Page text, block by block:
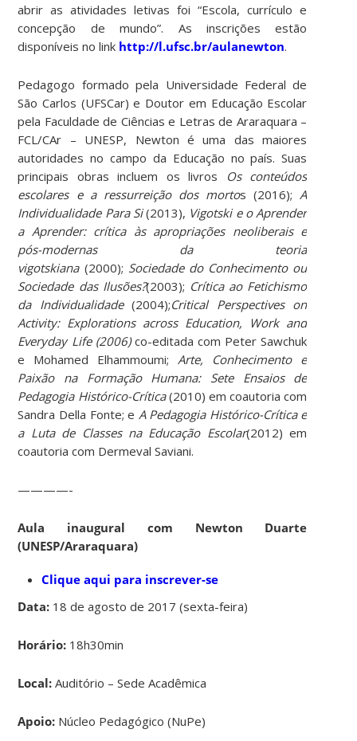
abrir as atividades letivas foi “Escola, currículo e
concepção de mundo”. As inscrições estão
disponíveis no link http://l.ufsc.br/aulanewton.
Pedagogo formado pela Universidade Federal de
São Carlos (UFSCar) e Doutor em Educação Escolar
pela Faculdade de Ciências e Letras de Araraquara –
FCL/CAr – UNESP, Newton é uma das maiores
autoridades no campo da Educação no país. Suas
principais obras incluem os livros
Os conteúdos
escolares e a ressurreição dos mortos (2016); A
Individualidade Para Si(2013), Vigotski e o Aprender
a Aprender: crítica às apropriações neoliberais e
pós-modernas da teoria
vigotskiana(2000); Sociedade do Conhecimento ou
Sociedade das Ilusões?(2003); Crítica ao Fetichismo
da Individualidade(2004);Critical Perspectives on
Activity: Explorations across Education, Work and
Everyday Life (2006)co-editada com Peter Sawchuk
e Mohamed Elhammoumi; Arte, Conhecimento e
Paixão na Formação Humana: Sete Ensaios de
Pedagogia Histórico-Crítica(2010) em coautoria com
Sandra Della Fonte; e A Pedagogia Histórico-Crítica e
a Luta de Classes na Educação Escolar(2012) em
coautoria com Dermeval Saviani.
————-
Aula inaugural com Newton Duarte
(UNESP/Araraquara)
Clique aqui para inscrever-se
Data: 18 de agosto de 2017 (sexta-feira)
Horário: 18h30min
Local: Auditório – Sede Acadêmica
Apoio: Núcleo Pedagógico (NuPe)